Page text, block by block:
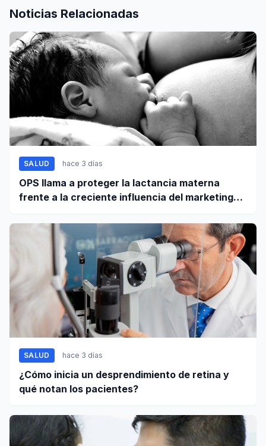
Noticias Relacionadas
SALUD hace 3 días
OPS llama a proteger la lactancia materna
frente a la creciente influencia del marketing
SALUD hace 3 días
¿Cómo inicia un desprendimiento de retina y
qué notan los pacientes?